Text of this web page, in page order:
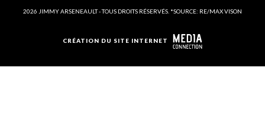
2026 JIMMY ARSENEAULT - TOUS DROITS RÉSERVÉS. *SOURCE: RE/MAX VISON
CRÉATION DU SITE INTERNET